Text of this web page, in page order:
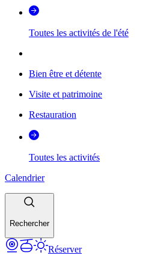
Toutes les activités de l'été
Bien être et détente
Visite et patrimoine
Restauration
Toutes les activités
Calendrier
Rechercher
Réserver